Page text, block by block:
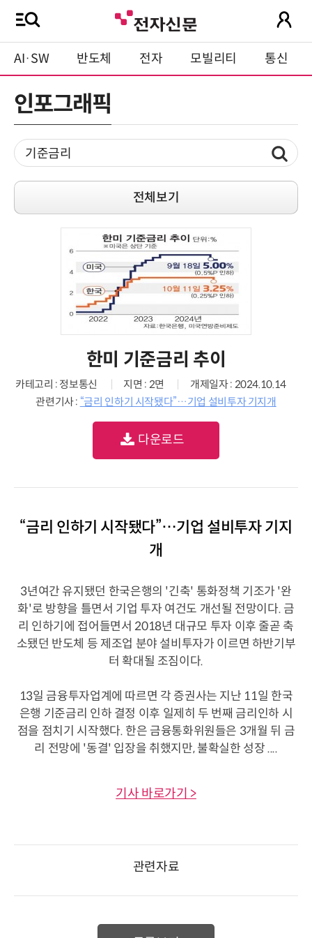
AI·SW 반도체 전자 모빌리티 통신
인포그래픽
전체보기
한미 기준금리 추이
카테고리 : 정보통신 지면 : 2면
개제일자 : 2024.10.14
관련기사 : “금리 인하기 시작됐다”…기업 설비투자 기지개
다운로드
“금리 인하기 시작됐다”…기업 설비투자 기지
개
3년여간 유지됐던 한국은행의 '긴축' 통화정책 기조가 '완
화'로 방향을 틀면서 기업 투자 여건도 개선될 전망이다. 금
리 인하기에 접어들면서 2018년 대규모 투자 이후 줄곧 축
소됐던 반도체 등 제조업 분야 설비투자가 이르면 하반기부
터 확대될 조짐이다.
13일 금융투자업계에 따르면 각 증권사는 지난 11일 한국
은행 기준금리 인하 결정 이후 일제히 두 번째 금리인하 시
점을 점치기 시작했다. 한은 금융통화위원들은 3개월 뒤 금
리 전망에 '동결' 입장을 취했지만, 불확실한 성장 ....
기사 바로가기 >
관련자료